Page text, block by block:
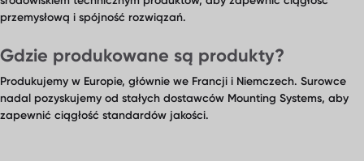
przemysłową i spójność rozwiązań.
Gdzie produkowane są produkty?
Produkujemy w Europie, głównie we Francji i Niemczech. Surowce
nadal pozyskujemy od stałych dostawców Mounting Systems, aby
zapewnić ciągłość standardów jakości.